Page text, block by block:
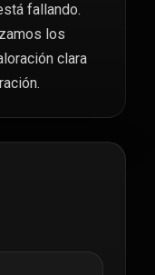
fallando.
los
clara